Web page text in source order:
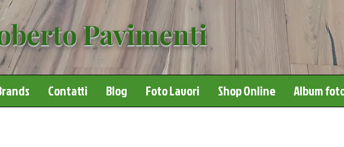
Pavimenti
Contatti Blog Foto Lavori Shop Online Album